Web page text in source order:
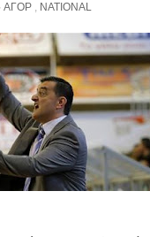
ΑΓΟΡ , NATIONAL